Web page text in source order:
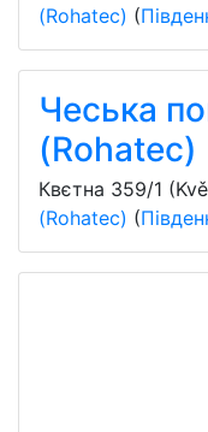
(Rohatec) (
Чеська
(Rohatec)
Квєтна 359/1
(Rohatec) (